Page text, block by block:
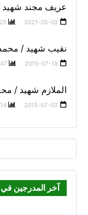
عريف مجند شهيد
2021-05-02
نقيب شهيد /
2015-07-18
الملازم شهيد /
2015-07-02
آخر المدرجين